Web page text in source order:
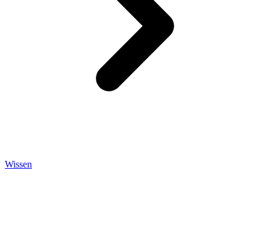
Wissen